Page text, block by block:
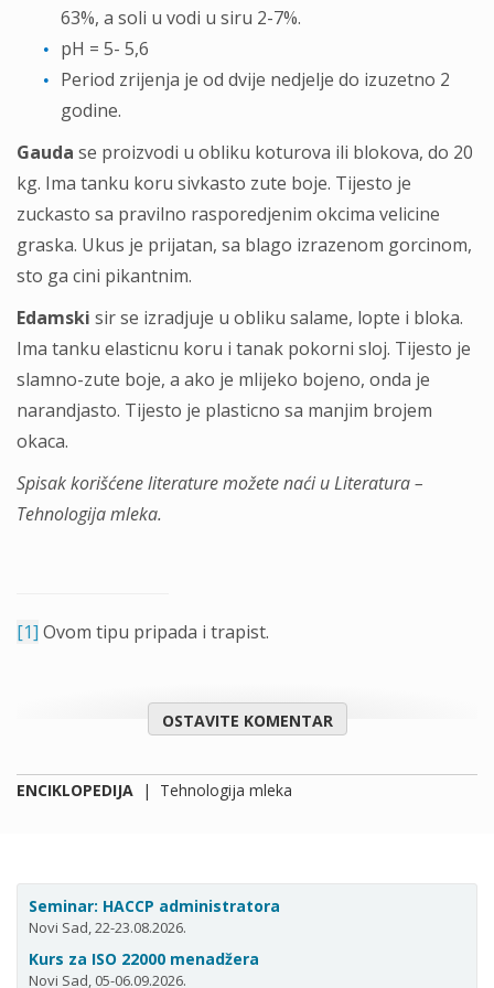
63%, a soli u vodi u siru 2-7%.
pH = 5- 5,6
Period zrijenja je od dvije nedjelje do izuzetno 2
godine.
Gauda se proizvodi u obliku koturova ili blokova, do 20
kg. Ima tanku koru sivkasto zute boje. Tijesto je
zuckasto sa pravilno rasporedjenim okcima velicine
graska. Ukus je prijatan, sa blago izrazenom gorcinom,
sto ga cini pikantnim.
Edamski sir se izradjuje u obliku salame, lopte i bloka.
Ima tanku elasticnu koru i tanak pokorni sloj. Tijesto je
slamno-zute boje, a ako je mlijeko bojeno, onda je
narandjasto. Tijesto je plasticno sa manjim brojem
okaca.
Spisak korišćene literature možete naći u Literatura –
Tehnologija mleka.
[1] Ovom tipu pripada i trapist.
OSTAVITE KOMENTAR
ENCIKLOPEDIJA | Tehnologija mleka
Seminar: HACCP administratora
Novi Sad, 22-23.08.2026.
Kurs za ISO 22000 menadžera
Novi Sad, 05-06.09.2026.